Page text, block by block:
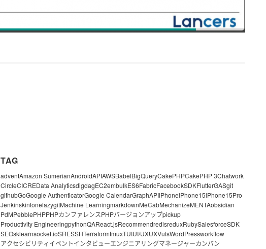
TAG
adventAmazon SumerianAndroidAPIAWSBabelBigQueryCakePHPCakePHP 3Chatwork
CircleCICREData AnalyticsdigdagEC2embulkES6FabricFacebookSDKFlutterGASgit
githubGoGoogle AuthenticatorGoogle CalendarGraphAPIiPhoneiPhone15iPhone15Pro
JenkinskintonelazygitMachine LearningmarkdownMeCabMechanizeMENTAobsidian
PdMPebblePHPPHPカンファレンスPHPバージョンアップpickup
Productivity EngineeringpythonQAReact.jsRecommendredisreduxRubySalesforceSDK
SEOsklearnsocket.ioSRESSHTerraformtmuxTUIUI/UXUXVulsWordPressworkflow
アクセシビリティ イベントインタビューエンジニアリングマネージャーカンバン